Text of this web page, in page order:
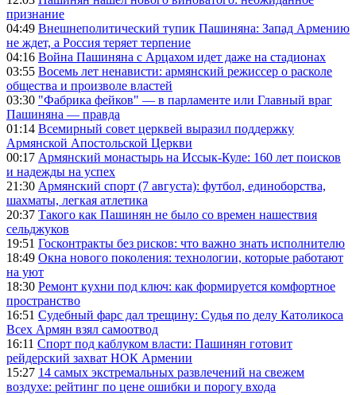
признание
04:49 Внешнеполитический тупик Пашиняна: Запад Армению
не ждет, а Россия теряет терпение
04:16 Война Пашиняна с Арцахом идет даже на стадионах
03:55 Восемь лет ненависти: армянский режиссер о расколе
общества и произволе властей
03:30 "Фабрика фейков" — в парламенте или Главный враг
Пашиняна — правда
01:14 Всемирный совет церквей выразил поддержку
Армянской Апостольской Церкви
00:17 Армянский монастырь на Иссык-Куле: 160 лет поисков
и надежды на успех
21:30 Армянский спорт (7 августа): футбол, единоборства,
шахматы, легкая атлетика
20:37 Такого как Пашинян не было со времен нашествия
сельджуков
19:51 Госконтракты без рисков: что важно знать исполнителю
18:49 Окна нового поколения: технологии, которые работают
на уют
18:30 Ремонт кухни под ключ: как формируется комфортное
пространство
16:51 Судебный фарс дал трещину: Судья по делу Католикоса
Всех Армян взял самоотвод
16:11 Спорт под каблуком власти: Пашинян готовит
рейдерский захват НОК Армении
15:27 14 самых экстремальных развлечений на свежем
воздухе: рейтинг по цене ошибки и порогу входа